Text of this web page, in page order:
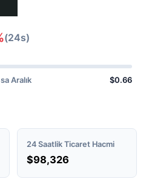
(24s)
Aralık $0.66
24 Saatlik Ticaret Hacmi
$98,326